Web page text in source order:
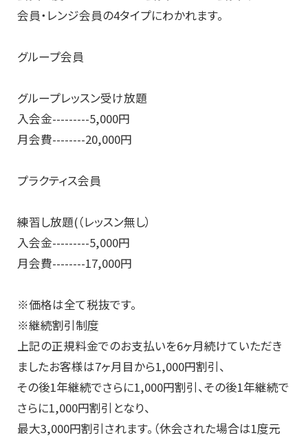
会員・レンジ会員の4タイプにわかれます。
グループ会員
グループレッスン受け放題
入会金---------5,000円
月会費--------20,000円
プラクティス会員
練習し放題(（レッスン無し）
入会金---------5,000円
月会費--------17,000円
※価格は全て税抜です。
※継続割引制度
上記の正規料金でのお支払いを6ヶ月続けていただき
ましたお客様は7ヶ月目から1,000円割引、
その後1年継続でさらに1,000円割引、その後1年継続で
さらに1,000円割引となり、
最大3,000円割引されます。（休会された場合は1度元